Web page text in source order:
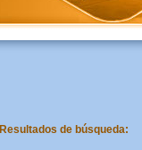
Resultados de búsqueda: